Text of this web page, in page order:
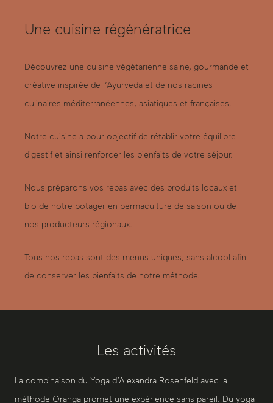
Une cuisine régénératrice
Découvrez une cuisine végétarienne saine, gourmande et
créative inspirée de l’Ayurveda et de nos racines
culinaires méditerranéennes, asiatiques et françaises.
Notre cuisine a pour objectif de rétablir votre équilibre
digestif et ainsi renforcer les bienfaits de votre séjour.
Nous préparons vos repas avec des produits locaux et
bio de notre potager en permaculture de saison ou de
nos producteurs régionaux.
Tous nos repas sont des menus uniques, sans alcool afin
de conserver les bienfaits de notre méthode.
Les activités
La combinaison du Yoga d’Alexandra Rosenfeld avec la
méthode Oranga promet une expérience sans pareil. Du yoga